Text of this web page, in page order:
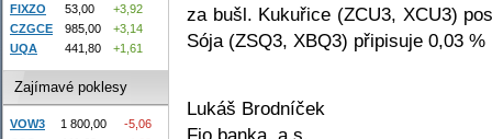
za bušl. Kukuřice (ZCU3, XCU3)
Sója (ZSQ3, XBQ3) připisuje 0,03
Lukáš Brodníček
FIXZO
53,00
+3,92
CZGCE
985,00
+3,14
UQA
441,80 +1,61
Zajímavé poklesy
VOW3 1 800,00
-5,06